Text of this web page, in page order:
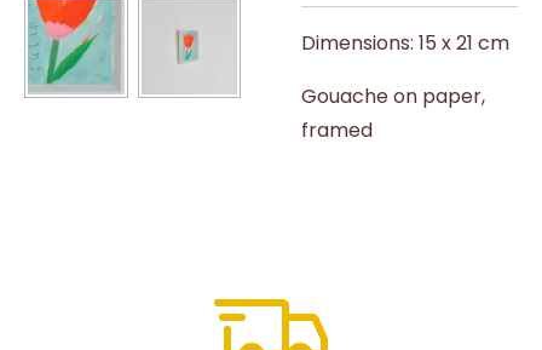
Dimensions: 15 x 21 cm
Gouache on paper,
framed